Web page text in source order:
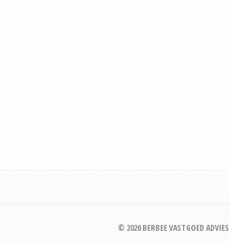
© 2026 BERBEE VASTGOED ADVIES